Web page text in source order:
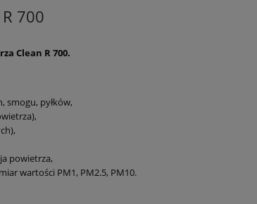
700
Clean R 700.
smogu, pyłków,
powietrza,
wartości PM1, PM2.5, PM10.